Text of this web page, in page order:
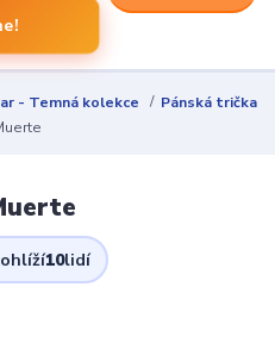
- Temná kolekce
Pánská trička
10lidí